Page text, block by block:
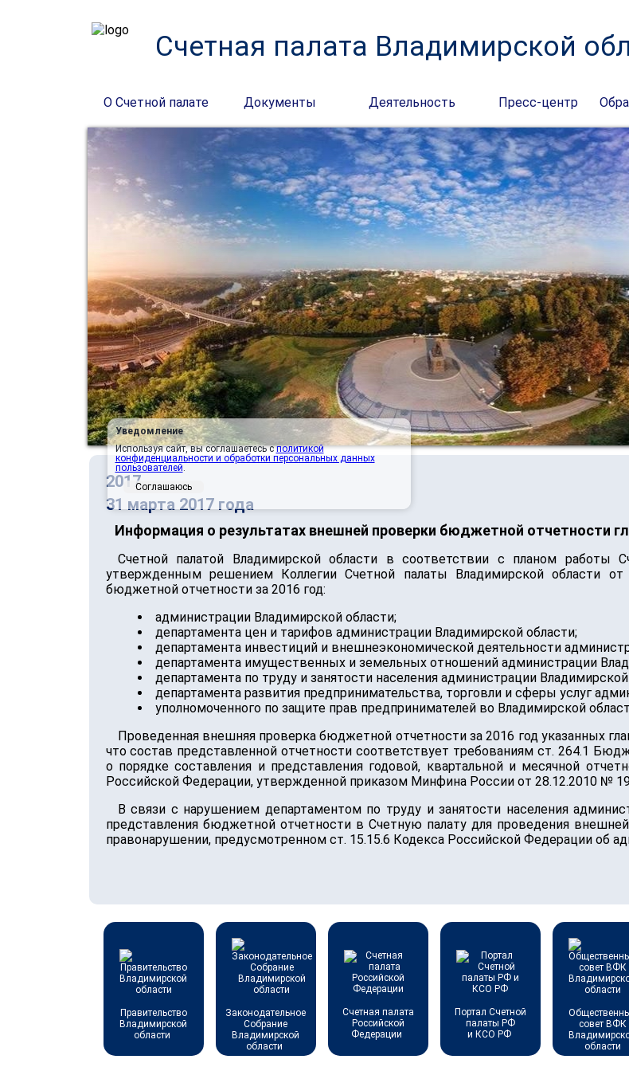
Счетная палата Владимирской
О Счетной палате Документы Деятельность Пресс-центр
2017
31 марта 2017 года
Информация о результатах внешней проверки бюджетной отчетности
Счетной палатой Владимирской области в соответствии с планом работы
утвержденным решением Коллегии Счетной палаты Владимирской области
бюджетной отчетности за 2016 год:
администрации Владимирской области;
департамента цен и тарифов администрации Владимирской области;
департамента инвестиций и внешнеэкономической деятельности
департамента имущественных и земельных отношений администрации
департамента по труду и занятости населения администрации
департамента развития предпринимательства, торговли и сферы услуг
уполномоченного по защите прав предпринимателей во Владимирской
Проведенная внешняя проверка бюджетной отчетности за 2016 год указанных
что состав представленной отчетности соответствует требованиям ст. 264.1
о порядке составления и представления годовой, квартальной и месячной
Российской Федерации, утвержденной приказом Минфина России от 28.12.2010 №
В связи с нарушением департаментом по труду и занятости населения
представления бюджетной отчетности в Счетную палату для проведения
правонарушении, предусмотренном ст. 15.15.6 Кодекса Российской Федерации об
Правительство
Владимирской
области
Законодательное
Собрание
Владимирской
области
Счетная палата
Российской
Федерации
Портал Счетной
палаты РФ
и КСО РФ
совет ВФК
области
Уведомление
Используя сайт, вы соглашаетесь сполитикой
конфиденциальности и обработки персональных данных
пользователей.
Соглашаюсь